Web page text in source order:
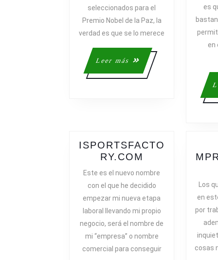
seleccionados para el
Premio Nobel de la Paz, la
verdad es que se lo merece
Leer más
Leer
más
es
en
ISPORTSFACTO
RY.COM
Este es el nuevo nombre
con el que he decidido
empezar mi nueva etapa
laboral llevando mi propio
negocio, será el nombre de
mi “empresa” o nombre
comercial para conseguir
Los
en
por
cosas